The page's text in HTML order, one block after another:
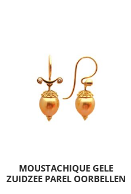
MOUSTACHIQUE GELE
ZUIDZEE PAREL OORBELLEN